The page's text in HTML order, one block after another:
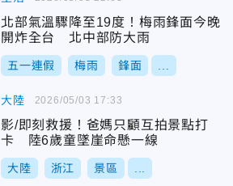
北部氣溫驟降至19度！梅雨鋒面今晚
開炸全台 北中部防大雨
五一連假 梅雨 鋒面
大陸
影/即刻救援！爸媽只顧互拍景點打
卡 陸6歲童墜崖命懸一線
大陸 浙江 景區
2026/05/03 17:33